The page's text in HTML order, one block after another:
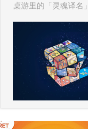
桌游里的「灵魂译名」